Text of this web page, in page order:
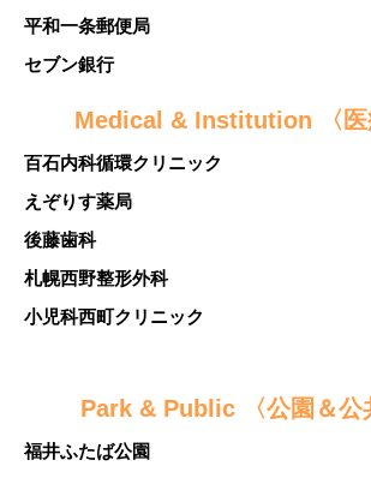
平和一条郵便局
セブン銀行
Medical & Institution 〈医
百石内科循環クリニック
えぞりす薬局
後藤歯科
札幌西野整形外科
小児科西町クリニック
Park & Public 〈公園＆公
福井ふたば公園